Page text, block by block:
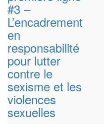
#3 –
L’encadrement
en
responsabilité
pour lutter
contre le
sexisme et les
violences
sexuelles